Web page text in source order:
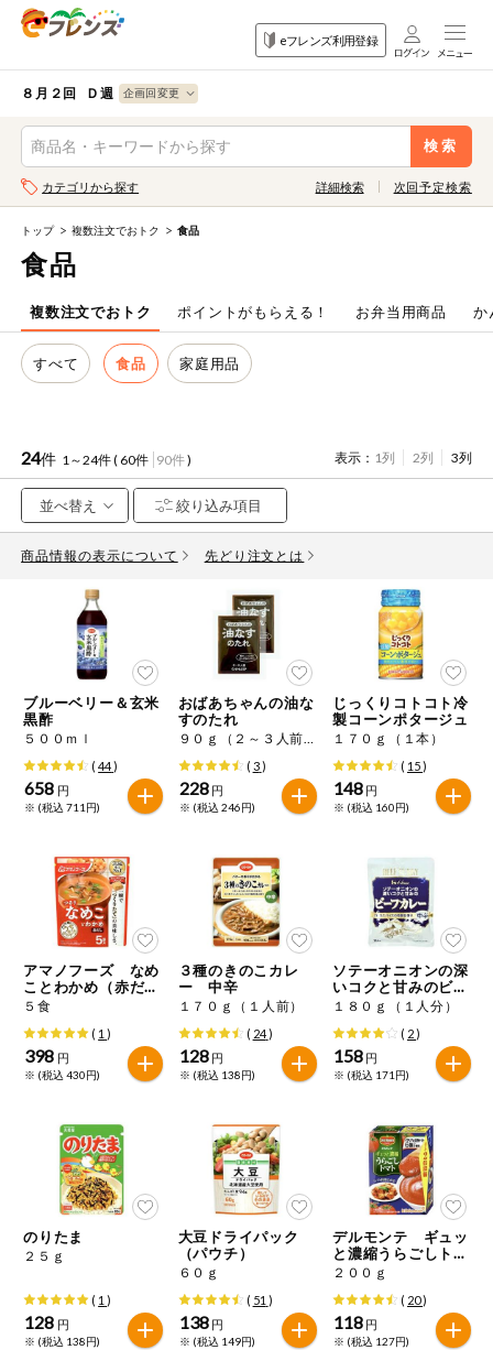
eフレンズ利用登録
ログイン
生協加入はこちら
登録から開始まで
注文番号注文
お気に入り注文
注文履歴注文
WEBカタログ
先着限定から探す
人気カテゴリ
食品から探す
家庭用品から探す
目的から探す
生協独自
自動注文システム登録
自動注文システム登録を確認する
自動注文システム登録を修正する
くらしの定番品（毎週企画）
専門ショップサイト
８月２回 Ｄ週
検索
食品
から探す
目的
から探す
果物
野菜
肉・ハム・ソ
ーセージ
魚介・加工品
米・雑穀など
パン・ジャム
豆腐・納豆・
こんにゃく
冷蔵おかず
冷凍食品
ミールキット
など
麺類
レトルト・缶
詰・瓶詰
調味料・だ
し・油・ルー
おやつ
飲料
酒・ノンアル
コール
切り花・仏花
ティッシュ・
トイレットペ
衛生・生理用
品
果物すべて
カテゴリから探す 詳細検索
検索条件を指定してください。全項目に条件を指定しなくて
も検索できます。
キーワード
キーワードをすべて含む
メーカー名
カテゴリ
アレルゲン情報
特定原材料と特定原材料に準ずるものが含まれていない商品
を検索できます。
小麦 卵
落花生 かに くるみ
特定原材料に準ずるもの
アーモンド あわび いか
カシューナッツ
キウイフルーツ 牛肉
さけ さば ゼラチン 大豆
鶏肉 バナナ
マカダミアナッツ やまいも
次回予定検索
トップ 複数注文でおトク 食品
食品
複数注文でおトク ポイントがもらえる！ お弁当用商品 か
すべて 食品 家庭用品
24件 1～24件 ( 60件 90件) 表示： 1列 2列 3列
商品情報の表示について 先どり注文とは
ブルーベリー＆玄米
黒酢
５００ｍｌ
(44)
658 円
※ (税込 711円)
おばあちゃんの油な
すのたれ
９０ｇ（２～３人前）×２
( 3)
228 円
※ (税込 246円)
じっくりコトコト冷
製コーンポタージュ
１７０ｇ（１本）
( 15)
148 円
※ (税込 160円)
アマノフーズ なめ
ことわかめ（赤だ
し）
５食
( 1 )
398 円
※ (税込 430円)
３種のきのこカレ
ー 中辛
１７０ｇ（１人前）
( 24)
128 円
※ (税込 138円)
ソテーオニオンの深
いコクと甘みのビー
フカレー 中辛
１８０ｇ（１人分）
( 2)
158 円
※ (税込 171円)
のりたま
２５ｇ
( 1 )
128 円
※ (税込 138円)
大豆ドライパック
（パウチ）
６０ｇ
( 51 )
138 円
※ (税込 149円)
デルモンテ ギュッ
と濃縮うらごしトマ
ト
２００ｇ
( 20)
118 円
※ (税込 127円)